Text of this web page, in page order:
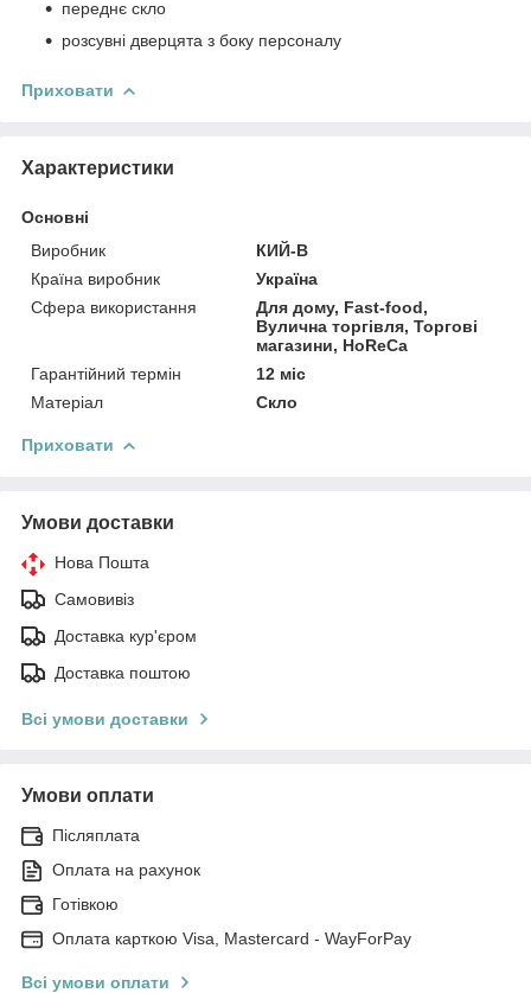
переднє скло
розсувні дверцята з боку персоналу
Приховати
Характеристики
Основні
Виробник
КИЙ-В
Країна виробник
Україна
Сфера використання
Для дому, Fast-food,
Вулична торгівля, Торгові
магазини, HoReCa
Гарантійний термін
12 міс
Матеріал
Скло
Приховати
Умови доставки
Нова Пошта
Самовивіз
Доставка кур'єром
Доставка поштою
Всі умови доставки
Умови оплати
Післяплата
Оплата на рахунок
Готівкою
Оплата карткою Visa, Mastercard - WayForPay
Всі умови оплати